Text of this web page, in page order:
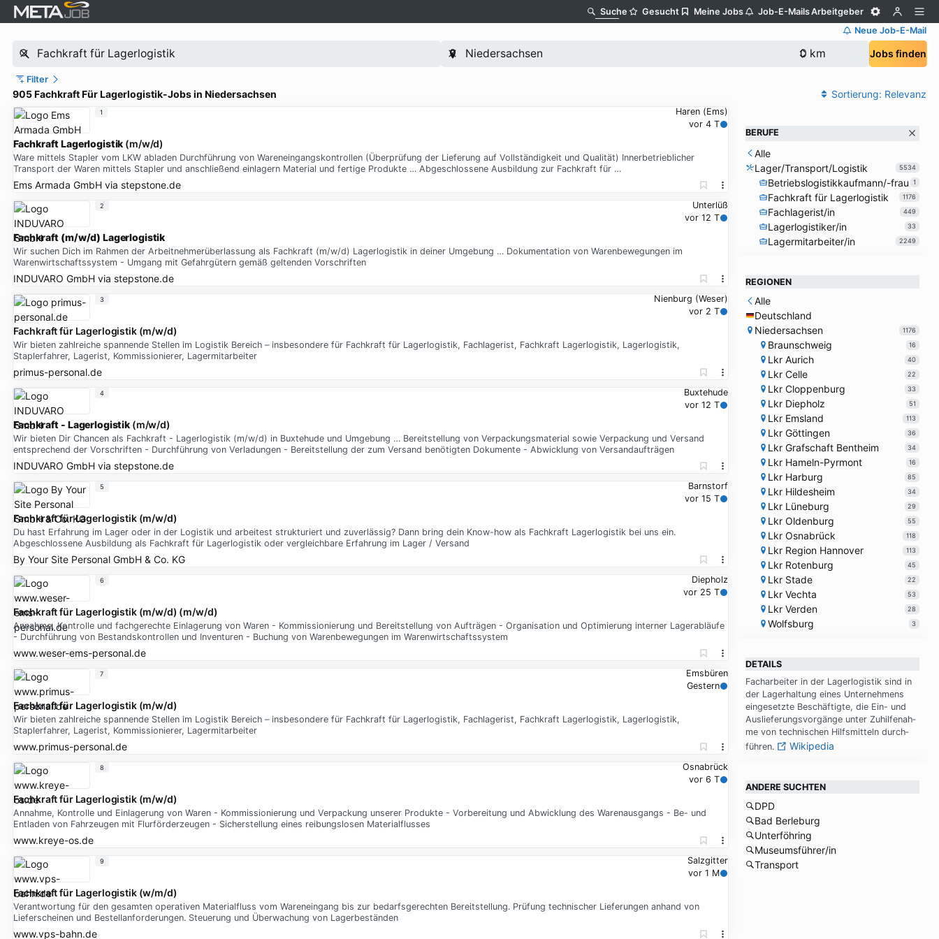
Suche Gesucht Meine Jobs Job-E-MailsArbeitgeber
Neue Job-E-Mail
Jobs finden
Filter
905 Fachkraft Für Lagerlogistik-Jobs in Niedersachsen Sortierung: Relevanz
Haren (Ems)
vor 4 T
Fachkraft Lagerlogistik (m/w/d)
Ware mittels Stapler vom LKW abladen Durchführung von Wareneingangskontrollen (Überprüfung der Lieferung auf Vollständigkeit und Qualität) Innerbetrieblicher
Transport der Waren mittels Stapler und anschließend einlagern Material und fertige Produkte … Abgeschlossene Ausbildung zur Fachkraft für …
Ems Armada GmbHvia stepstone.de
1
Unterlüß
vor 12 T
Fachkraft (m/w/d) Lagerlogistik
Wir suchen Dich im Rahmen der Arbeitnehmerüberlassung als Fachkraft (m/w/d) Lagerlogistik in deiner Umgebung … Dokumentation von Warenbewegungen im
Warenwirtschaftssystem - Umgang mit Gefahrgütern gemäß geltenden Vorschriften
INDUVARO GmbHvia stepstone.de
2
Nienburg (Weser)
vor 2 T
Fachkraft für Lagerlogistik (m/w/d)
Wir bieten zahlreiche spannende Stellen im Logistik Bereich – insbesondere für Fachkraft für Lagerlogistik, Fachlagerist, Fachkraft Lagerlogistik, Lagerlogistik,
Staplerfahrer, Lagerist, Kommissionierer, Lagermitarbeiter
primus-personal.de
3
Buxtehude
vor 12 T
Fachkraft - Lagerlogistik (m/w/d)
Wir bieten Dir Chancen als Fachkraft - Lagerlogistik (m/w/d) in Buxtehude und Umgebung … Bereitstellung von Verpackungsmaterial sowie Verpackung und Versand
entsprechend der Vorschriften - Durchführung von Verladungen - Bereitstellung der zum Versand benötigten Dokumente - Abwicklung von Versandaufträgen
INDUVARO GmbHvia stepstone.de
4
Barnstorf
vor 15 T
Fachkraft für Lagerlogistik (m/w/d)
Du hast Erfahrung im Lager oder in der Logistik und arbeitest strukturiert und zuverlässig? Dann bring dein Know-how als Fachkraft Lagerlogistik bei uns ein.
Abgeschlossene Ausbildung als Fachkraft für Lagerlogistik oder vergleichbare Erfahrung im Lager / Versand
By Your Site Personal GmbH & Co. KG
5
Diepholz
vor 25 T
Fachkraft für Lagerlogistik (m/w/d) (m/w/d)
Annahme, Kontrolle und fachgerechte Einlagerung von Waren - Kommissionierung und Bereitstellung von Aufträgen - Organisation und Optimierung interner Lagerabläufe
- Durchführung von Bestandskontrollen und Inventuren - Buchung von Warenbewegungen im Warenwirtschaftssystem
www.weser-ems-personal.de
6
Emsbüren
Gestern
Fachkraft für Lagerlogistik (m/w/d)
Wir bieten zahlreiche spannende Stellen im Logistik Bereich – insbesondere für Fachkraft für Lagerlogistik, Fachlagerist, Fachkraft Lagerlogistik, Lagerlogistik,
Staplerfahrer, Lagerist, Kommissionierer, Lagermitarbeiter
www.primus-personal.de
7
Osnabrück
vor 6 T
Fachkraft für Lagerlogistik (m/w/d)
Annahme, Kontrolle und Einlagerung von Waren - Kommissionierung und Verpackung unserer Produkte - Vorbereitung und Abwicklung des Warenausgangs - Be- und
Entladen von Fahrzeugen mit Flurförderzeugen - Sicherstellung eines reibungslosen Materialflusses
www.kreye-os.de
8
Salzgitter
vor 1 M
Fachkraft für Lagerlogistik (w/m/d)
Verantwortung für den gesamten operativen Materialfluss vom Wareneingang bis zur bedarfsgerechten Bereitstellung. Prüfung technischer Lieferungen anhand von
Lieferscheinen und Bestellanforderungen. Steuerung und Überwachung von Lagerbeständen
www.vps-bahn.de
9
BERUFE
Alle
Lager/Transport/Logistik
5534
Betriebslogistikkaufmann/-frau 1
Fachkraft für Lagerlogistik 1176
Fachlagerist/in 449
Lagerlogistiker/in 33
Lagermitarbeiter/in 2249
REGIONEN
Alle
Deutschland
Niedersachsen
1176
Braunschweig 16
Lkr Aurich 40
Lkr Celle 22
Lkr Cloppenburg 33
Lkr Diepholz 51
Lkr Emsland 113
Lkr Göttingen 36
Lkr Grafschaft Bentheim 34
Lkr Hameln-Pyrmont 16
Lkr Harburg 85
Lkr Hildesheim 34
Lkr Lüneburg 29
Lkr Oldenburg 55
Lkr Osnabrück 118
Lkr Region Hannover 113
Lkr Rotenburg 45
Lkr Stade 22
Lkr Vechta 53
Lkr Verden 28
Wolfsburg 3
DETAILS
Fach­ar­bei­ter in der La­ger­lo­gi­stik sind in
der La­ger­hal­tung ei­nes Un­ter­neh­mens
ein­ge­setz­te Be­schäf­tig­te, die Ein- und
Aus­lie­fe­rungs­vor­gän­ge un­ter Zu­hil­fe­nah­
me von tech­ni­schen Hilfs­mit­teln durch­
füh­ren.
Wikipedia
ANDERE SUCHTEN
DPD
Bad Berleburg
Unterföhring
Museumsführer/in
Transport